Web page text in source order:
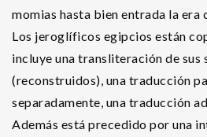
momias hasta bien entrada la era
Los jeroglíficos egipcios están
incluye una transliteración de sus
(reconstruidos), una traducción
separadamente, una traducción
Además está precedido por una